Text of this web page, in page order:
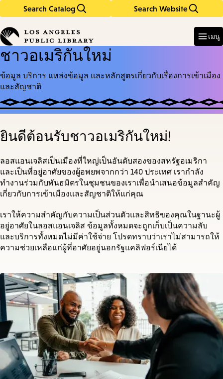
Search Catalog Search Website
in
keywords
เมนู
ชาวอเมริกันใหม่
ข้อมูล บริการ แหล่งข้อมูล และหลักสูตรเกี่ยวกับเรื่องการเข้าเมือง
และสัญชาติ
ยินดีต้อนรับชาวอเมริกันใหม่!
ลอสแอนเจลิสเป็นเมืองที่ใหญ่เป็นอันดับสองของสหรัฐอเมริกา
และเป็นที่อยู่อาศัยของผู้อพยพจากกว่า 140 ประเทศ เรากำลัง
ทำงานร่วมกับพันธมิตรในชุมชนของเราเพื่อนำเสนอข้อมูลสำคัญ
เกี่ยวกับการเข้าเมืองและสัญชาติให้แก่คุณ
เราให้ความสำคัญกับความเป็นส่วนตัวและสิทธิของคุณในฐานะผู้
อยู่อาศัยในลอสแอนเจลิส ข้อมูลทั้งหมดจะถูกเก็บเป็นความลับ
และบริการทั้งหมดไม่มีค่าใช้จ่าย โปรดทราบว่าเราไม่สามารถให้
ความช่วยเหลือแก่ผู้ที่อาศัยอยู่นอกรัฐแคลิฟอร์เนียได้